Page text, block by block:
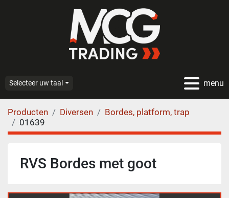
menu
Selecteer uw taal
Producten Diversen
Bordes, platform, trap
01639
RVS Bordes met goot